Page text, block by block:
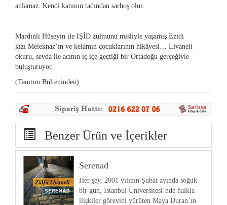
anlamaz. Kendi kanının tadından sarhoş olur.
Mardinli Hüseyin ile IŞİD zulmünü misliyle yaşamış Ezidi
kızı Meleknaz’ın ve kelamın çocuklarının hikâyesi… Livaneli
okuru, sevda ile acının iç içe geçtiği bir Ortadoğu gerçeğiyle
buluşturuyor.
(Tanıtım Bülteninden)
Benzer Ürün ve İçerikler
Serenad
Her şey, 2001 yılının Şubat ayında soğuk
bir gün, İstanbul Üniversitesi’nde halkla
ilişkiler görevini yürüten Maya Duran’ın